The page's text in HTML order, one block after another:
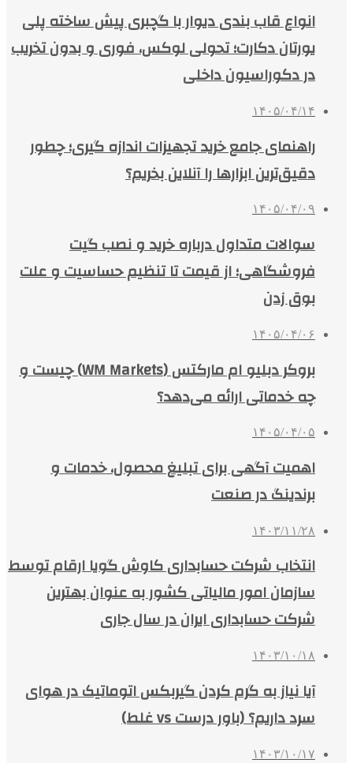
انواع قاب بندی دیوار با گچبری پیش ساخته پلی
یورتان دکارت؛ تحولی لوکس، فوری و بدون تخریب
در دکوراسیون داخلی
۱۴۰۵/۰۴/۱۴
راهنمای جامع خرید تجهیزات اندازه گیری؛ چطور
دقیق‌ترین ابزارها را آنلاین بخریم؟
۱۴۰۵/۰۴/۰۹
سوالات متداول درباره خرید و نصب گیت
فروشگاهی؛ از قیمت تا تنظیم حساسیت و علت
بوق زدن
۱۴۰۵/۰۴/۰۶
بروکر دبلیو ام مارکتس (WM Markets) چیست و
چه خدماتی ارائه می‌دهد؟
۱۴۰۵/۰۴/۰۵
اهمیت آگهی برای تبلیغ محصول، خدمات و
برندینگ در صنعت
۱۴۰۳/۱۱/۲۸
انتخاب شرکت حسابداری کاوش گویا ارقام توسط
سازمان امور مالیاتی کشور به عنوان بهترین
شرکت حسابداری ایران در سال جاری
۱۴۰۳/۱۰/۱۸
آیا نیاز به گرم کردن گیربکس اتوماتیک در هوای
سرد داریم؟ (باور درست vs غلط)
۱۴۰۳/۱۰/۱۷